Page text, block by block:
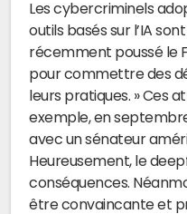
Les cybercriminels
outils basés sur l’IA
récemment poussé le
pour commettre des
leurs pratiques. » Ces
exemple, en
avec un sénateur
Heureusement, le
conséquences.
être convaincante et